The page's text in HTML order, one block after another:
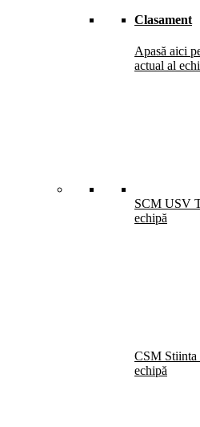
Clasament
Apasă aici
actual al
SCM USV
echipă
CSM Stiinta
echipă